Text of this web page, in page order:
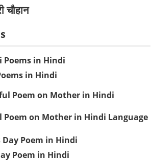
चौहान
in Hindi
Poem on Mother in Hindi Language
Poem in Hindi